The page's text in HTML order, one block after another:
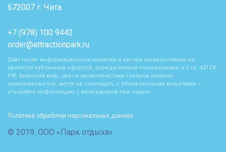
672007 г. Чита
+7 (978) 100 9442
order@attractionpark.ru
Сайт носит информационных характер и ни при каких условиях не
является публичной офертой, определяемой положениями ч.2 ст. 437 ГК
РФ. Внешний вид, цвет и характеристики товаров указаны
ориентировочно, могут не совпадать с обновленными моделями —
уточняйте информацию у менеджеров при заказе.
Политика обработки персональных данных
© 2019. ООО «Парк отдыха»